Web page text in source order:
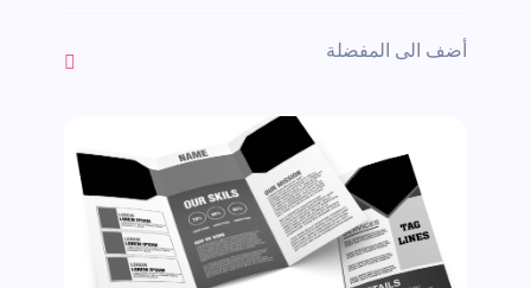
أضف الى المفضلة